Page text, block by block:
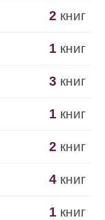
2 книг
1 книг
3 книг
1 книг
2 книг
4 книг
1 книг